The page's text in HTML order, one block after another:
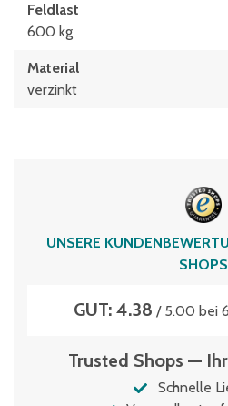
Feldlast
600 kg
Material
verzinkt
UNSERE
SHOPS
GUT: 4.38 / 5.00 bei
Trusted Shops —
Schnelle